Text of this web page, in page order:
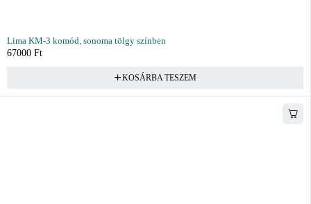
Lima KM-3 komód, sonoma tölgy színben
67000 Ft
KOSÁRBA TESZEM